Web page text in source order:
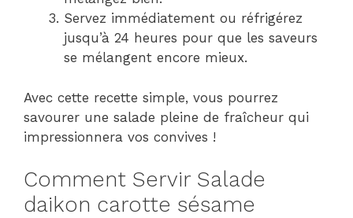
Servez immédiatement ou réfrigérez
jusqu’à 24 heures pour que les saveurs
se mélangent encore mieux.
Avec cette recette simple, vous pourrez
savourer une salade pleine de fraîcheur qui
impressionnera vos convives !
Comment Servir Salade
daikon carotte sésame